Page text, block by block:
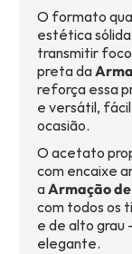
O formato
estética
transmitir
preta da
reforça essa
e versátil,
ocasião.
O acetato
com encaixe
aArmação
com todos os
e de alto
elegante.